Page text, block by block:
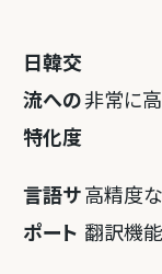
日韓交
流への
特化度
非常に
言語サ
ポート
高精度
翻訳機